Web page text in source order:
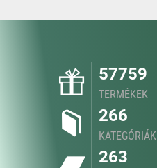
57759
TERMÉKEK
266
KATEGÓRIÁK
263